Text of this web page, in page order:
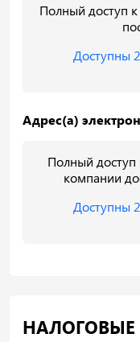
Полный доступ
Доступны
Адрес(а)
Полный доступ
компании
Доступны
НАЛОГОВЫЕ